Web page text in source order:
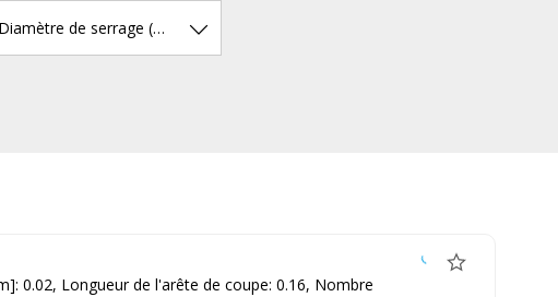
Diamètre de serrage (mm)
0.02, Longueur de l'arête de coupe: 0.16, Nombre